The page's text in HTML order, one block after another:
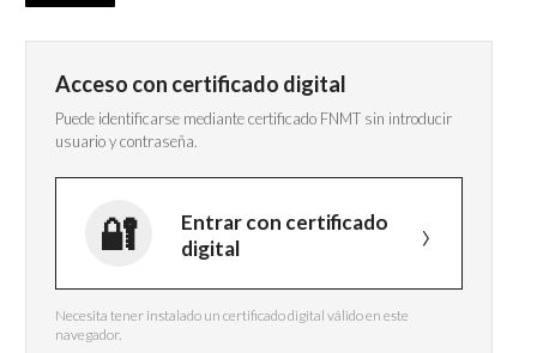
Acceso con certificado digital
Puede identificarse mediante certificado FNMT sin introducir
usuario y contraseña.
Entrar con certificado
digital
Necesita tener instalado un certificado digital válido en este
navegador.